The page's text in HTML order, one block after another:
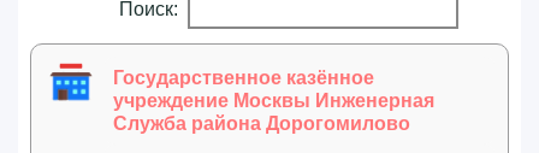
Поиск:
Государственное казённое
учреждение Москвы Инженерная
Служба района Дорогомилово